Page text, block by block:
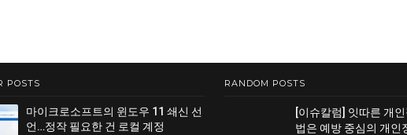
POSTS
마이크로소프트의 윈도우 11 쇄신 선
언…정작 필요한 건 로컬 계정
RANDOM POSTS
[이슈칼럼] 잇따른 개
법은 예방 중심의 개인